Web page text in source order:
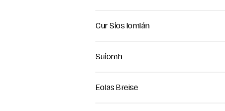
Cur Síos Iomlán
seo ó Chorcaigh go Caisleán na
is díol spéise in Éirinn i gceann
Suíomh
Eolas Breise